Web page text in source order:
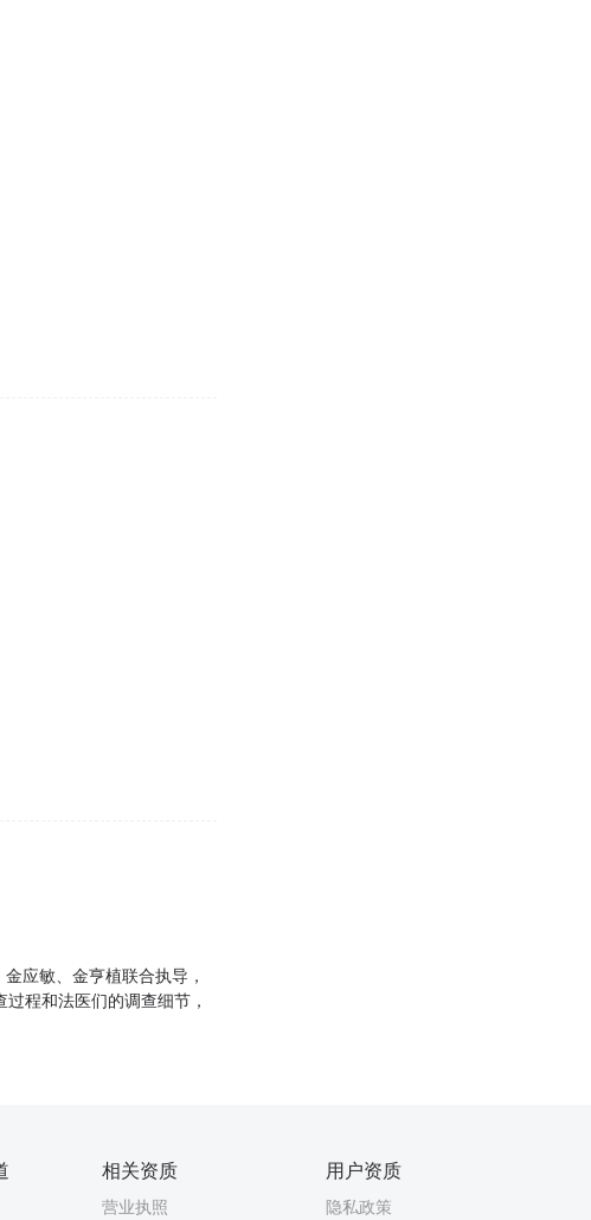
应敏、金亨植联合执导，
程和法医们的调查细节，
相关资质
营业执照
用户资质
隐私政策